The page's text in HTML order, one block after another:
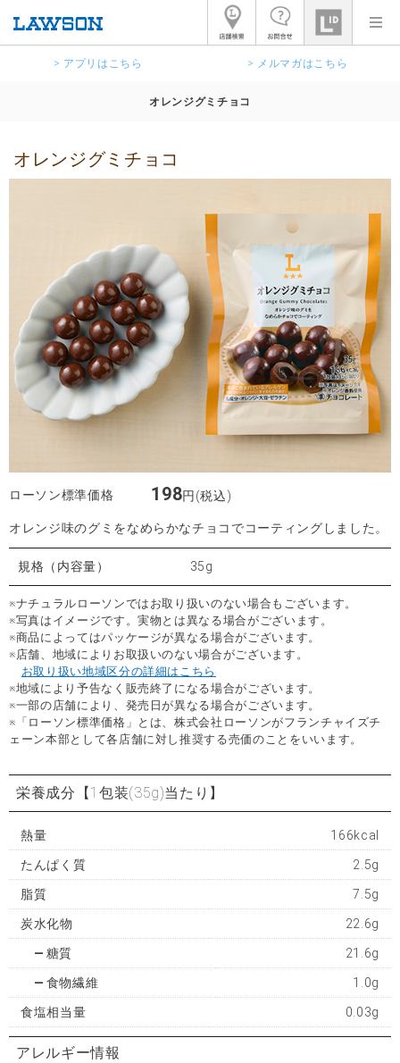
> アプリはこちら > メルマガはこちら
オレンジグミチョコ
オレンジグミチョコ
ローソン標準価格 198円(税込)
オレンジ味のグミをなめらかなチョコでコーティングしました。
規格（内容量） 35g
※ナチュラルローソンではお取り扱いのない場合もございます。
※写真はイメージです。実物とは異なる場合がございます。
※商品によってはパッケージが異なる場合がございます。
※店舗、地域によりお取扱いのない場合がございます。
お取り扱い地域区分の詳細はこちら
※地域により予告なく販売終了になる場合がございます。
※一部の店舗により、発売日が異なる場合がございます。
※「ローソン標準価格」とは、株式会社ローソンがフランチャイズチ
ェーン本部として各店舗に対し推奨する売価のことをいいます。
栄養成分 【1包装(35g)当たり】
熱量 166kcal
たんぱく質 2.5g
脂質 7.5g
炭水化物 22.6g
糖質 21.6g
食物繊維 1.0g
食塩相当量 0.03g
アレルギー情報